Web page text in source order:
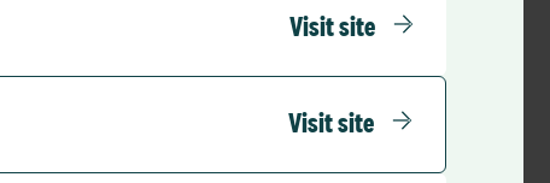
Visit site
Visit site
311 South Wacker Drive,
Chicago, Illinois United